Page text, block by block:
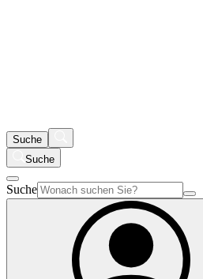
Suche
Suche
Suche